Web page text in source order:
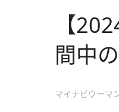
【
間中
マイナビウーマ